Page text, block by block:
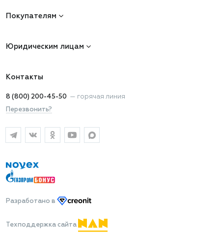
Покупателям
Юридическим лицам
Контакты
8 (800) 200-45-50 — горячая линия
Перезвонить?
Разработано в
Техподдержка сайта